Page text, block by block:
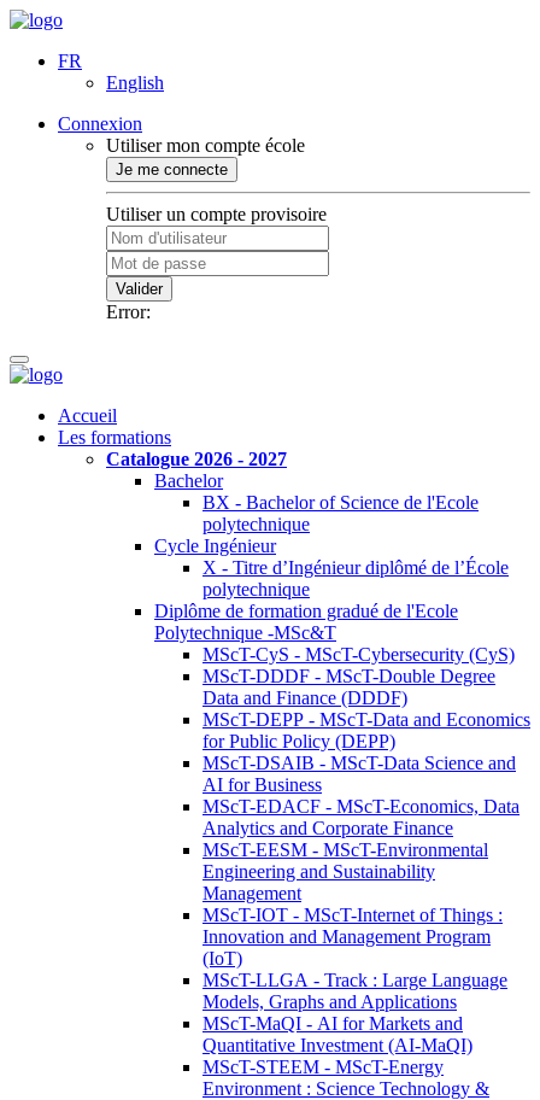
FR
English
Connexion
Utiliser mon compte école
Je me connecte
Utiliser un compte provisoire
Valider
Error:
Accueil
Les formations
Catalogue 2026 - 2027
Bachelor
BX - Bachelor of Science de l'Ecole
polytechnique
Cycle Ingénieur
X - Titre d’Ingénieur diplômé de l’École
polytechnique
Diplôme de formation gradué de l'Ecole
Polytechnique -MSc&T
MScT-CyS - MScT-Cybersecurity (CyS)
MScT-DDDF - MScT-Double Degree
Data and Finance (DDDF)
MScT-DEPP - MScT-Data and Economics
for Public Policy (DEPP)
MScT-DSAIB - MScT-Data Science and
AI for Business
MScT-EDACF - MScT-Economics, Data
Analytics and Corporate Finance
MScT-EESM - MScT-Environmental
Engineering and Sustainability
Management
MScT-IOT - MScT-Internet of Things :
Innovation and Management Program
(IoT)
MScT-LLGA - Track : Large Language
Models, Graphs and Applications
MScT-MaQI - AI for Markets and
Quantitative Investment (AI-MaQI)
MScT-STEEM - MScT-Energy
Environment : Science Technology &